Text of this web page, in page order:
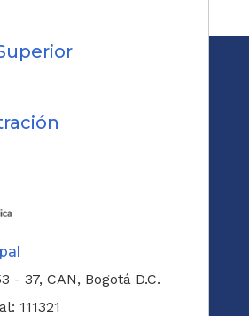
- 37, CAN, Bogotá D.C.
111321